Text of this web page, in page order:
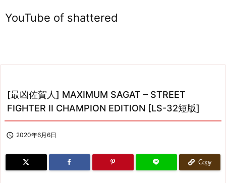
YouTube of shattered
[最凶佐賀人] MAXIMUM SAGAT – STREET
FIGHTER II CHAMPION EDITION [LS-32短版]
 2020年6月6日
Copy